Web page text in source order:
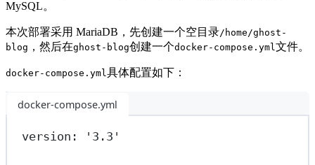
MySQL。
本次部署采用 MariaDB，先创建一个空目录/home/ghost-
blog ，然后在ghost-blog创建一个docker-compose.yml 文件。
docker-compose.yml 具体配置如下：
docker-compose.yml
version : '3.3'